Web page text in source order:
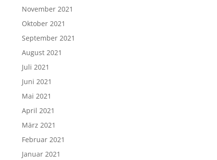
November 2021
Oktober 2021
September 2021
August 2021
Juli 2021
Juni 2021
Mai 2021
April 2021
März 2021
Februar 2021
Januar 2021